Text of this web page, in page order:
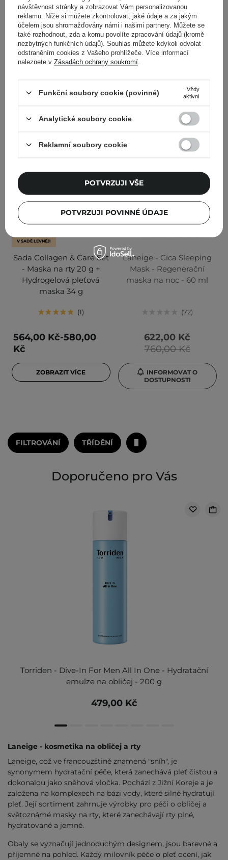
Laneige - Bouncy & Firm
Sleeping Mask Mini -
Zpevňující noční maska -
10 ml
PŘIDAT DO KOŠÍKU
Laneige - Bouncy & Firm
Sleeping Mask -
Zpevňující noční maska -
60 ml
863,00 Kč
PŘIDAT DO KOŠÍKU
V SADĚ LEVNĚJI
Sada Collagen & Care Set
- Maska na rty 20 g +
Hydrogelová pleťová
maska 34 g
1
564,00 Kč-580,00
Kč
ZOBRAZIT VÍCE
Laneige - Cica Sleeping
Mask - Regenerační
maska na noc - 60 ml
72
760,00 Kč
622,00 Kč
INFORMOVAT O
DOSTUPNOSTI
FILTROVÁNÍ TŘÍDĚNÍ
Doporučeno pro Vás
Torriden - Dive-In For Men All In One - Hydratační
emulze na obličej - 200 g
479,00 Kč
Laneige - kosmetika na obličej a rty
Laneige, což ve francouzštině znamená "sníh", je
synonymem hydratační péče, která zanechává pleť čistou a
dokonalou jako sněhová vločka. Pochází z Jižní Koreje a je
založena na komplexech na bázi vody, které silně hydratují
pleť. Její sortiment zahrnuje výrobky pro péči o obličej a
světoznámé masky na rty, které zanechávají rty plné,
hydratované a jemné.
Obaly se vyznačují jednoduchým designem, jsou barevné a
příjemné na pohled. Každý milovník péče o pleť ocení, jak
návštěvnost stránky a zobrazovat Vám personalizovanou
reklamu. Níže si můžete zkontrolovat, jaké údaje a za jakým
účelem jsou shromažďovány námi i našimi partnery. Můžete se
také rozhodnout, zda a komu povolíte zpracování údajů (kromě
nezbytných funkčních údajů). Souhlas můžete kdykoli odvolat
odstraněním cookies z Vašeho prohlížeče. Více informací
naleznete v Zásadách ochrany soukromí
Funkční soubory cookie (povinné)
Vždy
aktivní
Analytické soubory cookie
Reklamní soubory cookie
POTVRZUJI POVINNÉ ÚDAJE
POTVRZUJI VŠE